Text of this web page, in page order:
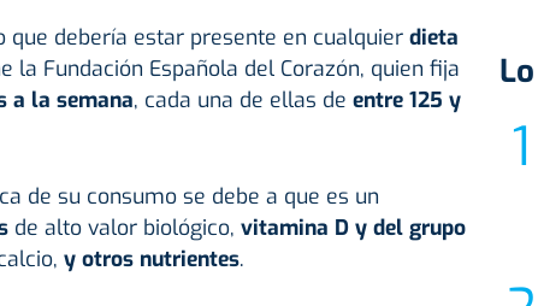
que debería estar presente en cualquier dieta
la Fundación Española del Corazón, quien fija
a la semana, cada una de ellas de entre 125 y
de su consumo se debe a que es un
de alto valor biológico, vitamina D y del grupo
y otros nutrientes.
Lo